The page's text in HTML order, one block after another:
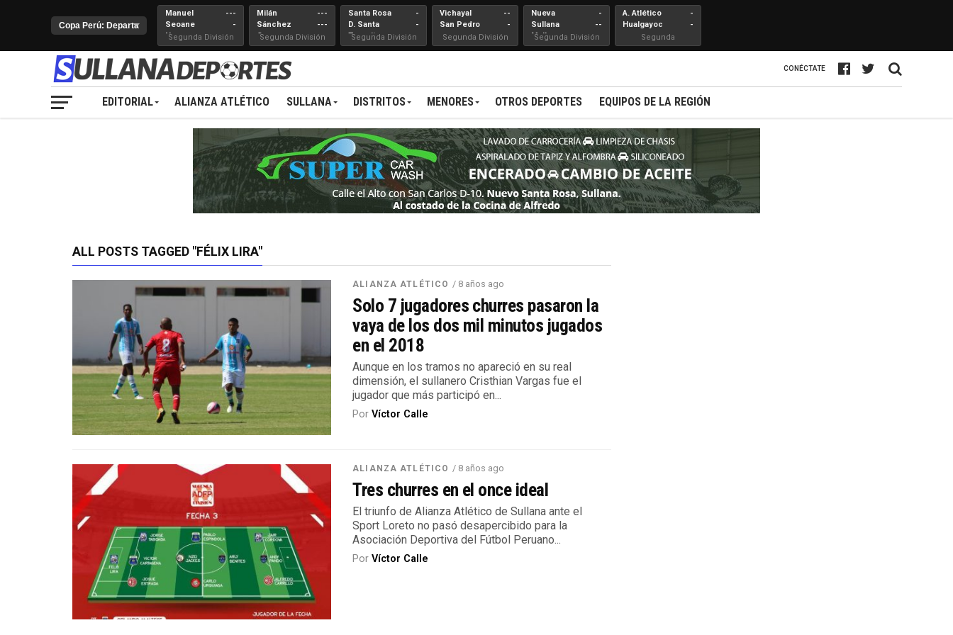
Manuel
Seoane
Nueva
Juventud
---
-
Segunda División
Milán
Sánchez
Cerro
---
---
Segunda División
Santa Rosa
D. Santa
Teresita
-
-
Segunda División
Vichayal
San Pedro
--
-
Segunda División
Nueva
Sullana
Mallares
-
--
Segunda División
A. Atlético
Hualgayoc
-
-
Segunda
Profesional
CONÉCTATE
EDITORIAL ALIANZA ATLÉTICO SULLANA DISTRITOS MENORES OTROS DEPORTES EQUIPOS DE LA REGIÓN
ALL POSTS TAGGED "FÉLIX LIRA"
ALIANZA ATLÉTICO / 8 años ago
Solo 7 jugadores churres pasaron la
vaya de los dos mil minutos jugados
en el 2018
Aunque en los tramos no apareció en su real
dimensión, el sullanero Cristhian Vargas fue el
jugador que más participó en...
PorVíctor Calle
ALIANZA ATLÉTICO / 8 años ago
Tres churres en el once ideal
El triunfo de Alianza Atlético de Sullana ante el
Sport Loreto no pasó desapercibido para la
Asociación Deportiva del Fútbol Peruano...
PorVíctor Calle